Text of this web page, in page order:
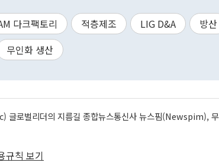
다크팩토리 적층제조 LIG D&A 방산
무인화 생산
글로벌리더의 지름길 종합뉴스통신사 뉴스핌(Newspim),
규칙 보기